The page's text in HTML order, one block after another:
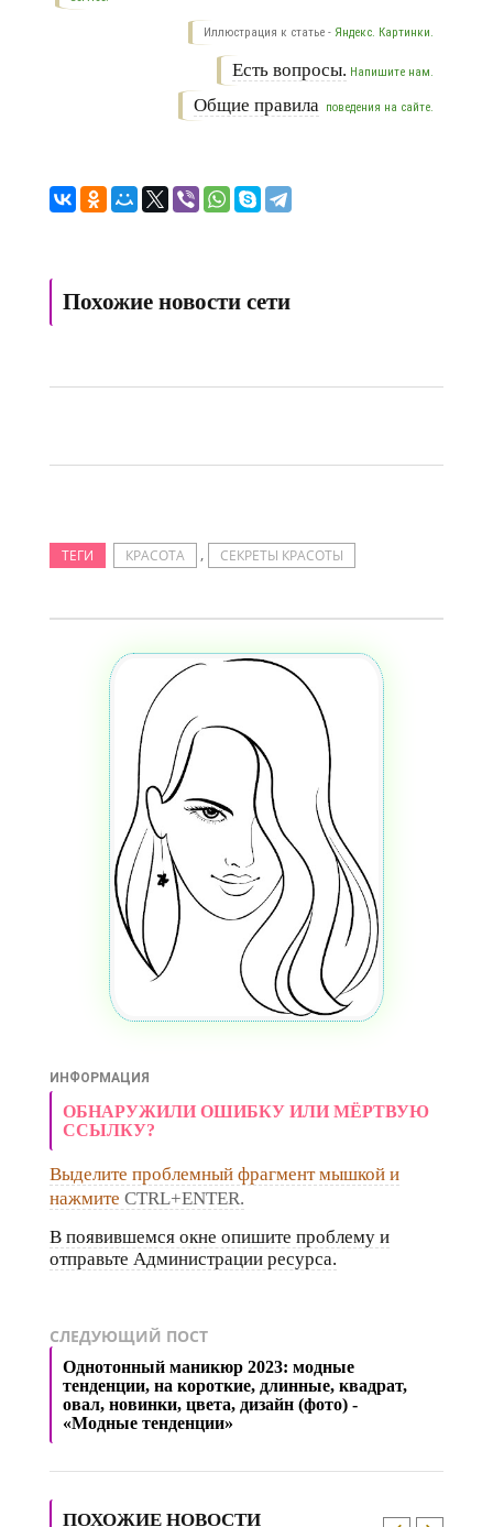
Иллюстрация к статье - Яндекс. Картинки.
Есть вопросы. Напишите нам.
Общие правила поведения на сайте.
Похожие новости сети
ТЕГИ КРАСОТА , СЕКРЕТЫ КРАСОТЫ
ИНФОРМАЦИЯ
ОБНАРУЖИЛИ ОШИБКУ ИЛИ МЁРТВУЮ
ССЫЛКУ?
Выделите проблемный фрагмент мышкой и
нажмите CTRL+ENTER.
В появившемся окне опишите проблему и
отправьте Администрации ресурса.
СЛЕДУЮЩИЙ ПОСТ
Однотонный маникюр 2023: модные
тенденции, на короткие, длинные, квадрат,
овал, новинки, цвета, дизайн (фото) -
«Модные тенденции»
ПОХОЖИЕ НОВОСТИ